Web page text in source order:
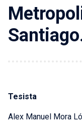
Tesista
Alex Manuel Mora